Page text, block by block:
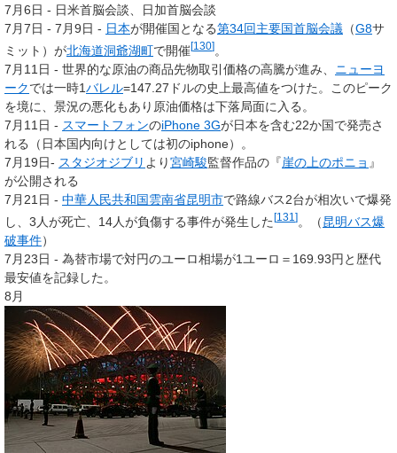
7月6日 - 日米首脳会談、日加首脳会談
7月7日 - 7月9日 - 日本が開催国となる第34回主要国首脳会議 （G8サ
ミット）が北海道洞爺湖町で開催[130] 。
7月11日 - 世界的な原油の商品先物取引価格の高騰が進み、 ニューヨ
ークでは一時1バレル=147.27ドルの史上最高値をつけた。このピーク
を境に、景況の悪化もあり原油価格は下落局面に入る。
7月11日 - スマートフォンのiPhone 3Gが日本を含む22か国で発売さ
れる（日本国内向けとしては初のiphone）。
7月19日- スタジオジブリ より宮崎駿監督作品の『崖の上のポニョ 』
が公開される
7月21日 - 中華人民共和国雲南省昆明市で路線バス2台が相次いで爆発
し、3人が死亡、14人が負傷する事件が発生した[131 ]。（昆明バス爆
破事件）
7月23日 - 為替市場で対円のユーロ相場が1ユーロ＝169.93円と歴代
最安値を記録した。
8月